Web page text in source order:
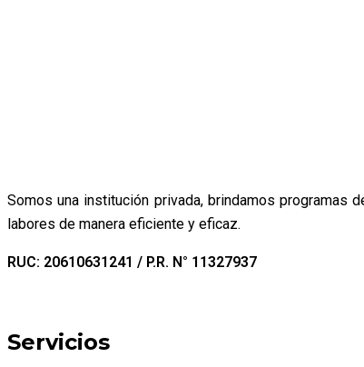
Somos una institución privada, brindamos programas
labores de manera eficiente y eficaz.
RUC: 20610631241 / P.R. N° 11327937
Servicios